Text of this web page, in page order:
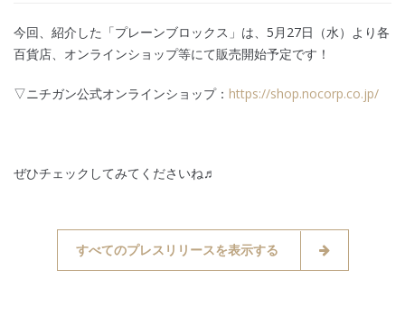
今回、紹介した「プレーンブロックス」は、5月27日（水）より各
百貨店、オンラインショップ等にて販売開始予定です！
▽ニチガン公式オンラインショップ： https://shop.nocorp.co.jp/
ぜひチェックしてみてくださいね♬
すべてのプレスリリースを表示する